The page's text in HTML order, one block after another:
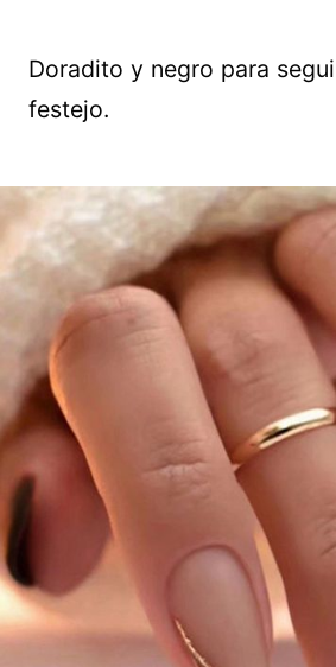
Doradito y negro para
festejo.